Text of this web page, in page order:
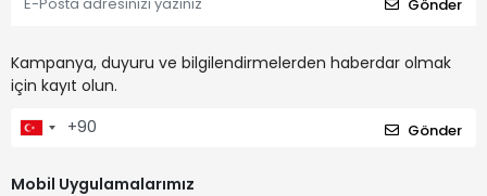
Gönder
Kampanya, duyuru ve bilgilendirmelerden haberdar olmak
için kayıt olun.
Gönder
Mobil Uygulamalarımız